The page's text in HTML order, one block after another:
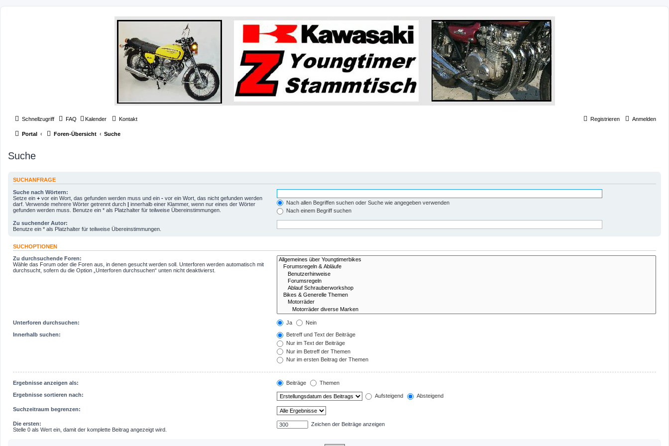
Schnellzugriff FAQ Kalender Kontakt Anmelden
Registrieren
Portal Foren-Übersicht Suche
Suche
SUCHANFRAGE
Suche nach Wörtern:
Setze ein + vor ein Wort, das gefunden werden muss und ein - vor ein Wort, das nicht gefunden werden
darf. Verwende mehrere Wörter getrennt durch | innerhalb einer Klammer, wenn nur eines der Wörter
gefunden werden muss. Benutze ein * als Platzhalter für teilweise Übereinstimmungen.
Nach allen Begriffen suchen oder Suche wie angegeben verwenden
Nach einem Begriff suchen
Zu suchender Autor:
Benutze ein * als Platzhalter für teilweise Übereinstimmungen.
SUCHOPTIONEN
Zu durchsuchende Foren:
Wähle das Forum oder die Foren aus, in denen gesucht werden soll. Unterforen werden automatisch mit
durchsucht, sofern du die Option „Unterforen durchsuchen“ unten nicht deaktivierst.
Unterforen durchsuchen: Ja Nein
Innerhalb suchen:
Betreff und Text der Beiträge
Nur im Text der Beiträge
Nur im Betreff der Themen
Nur im ersten Beitrag der Themen
Ergebnisse anzeigen als: Beiträge Themen
Ergebnisse sortieren nach: Aufsteigend Absteigend
Suchzeitraum begrenzen:
Die ersten:
Stelle 0 als Wert ein, damit der komplette Beitrag angezeigt wird.
Zeichen der Beiträge anzeigen